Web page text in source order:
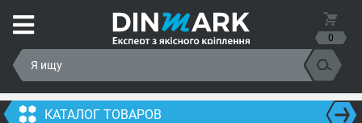
0
КАТАЛОГ ТОВАРОВ